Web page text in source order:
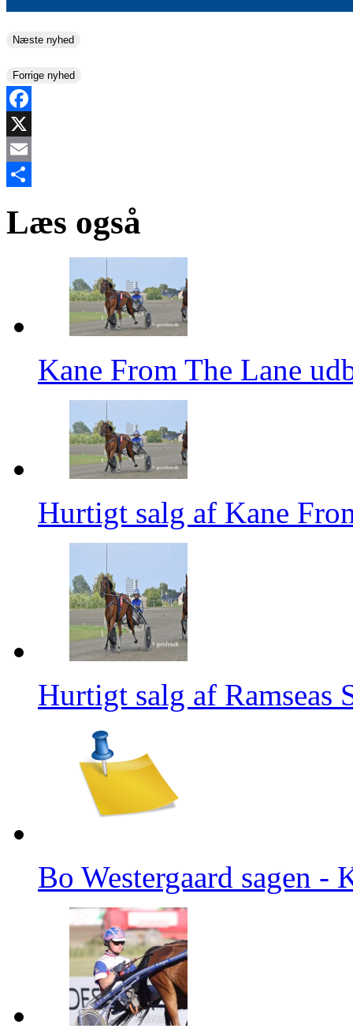
Næste nyhed
Forrige nyhed
Facebook
X
Email
Læs også
Kane From The Lane
Hurtigt salg af Kane
Hurtigt salg af Ramseas
Bo Westergaard sagen